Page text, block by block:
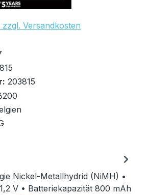
Versandkosten
1-2 Tage
203815
Nickel-Metallhydrid (NiMH) •
V • Batteriekapazität 800 mAh